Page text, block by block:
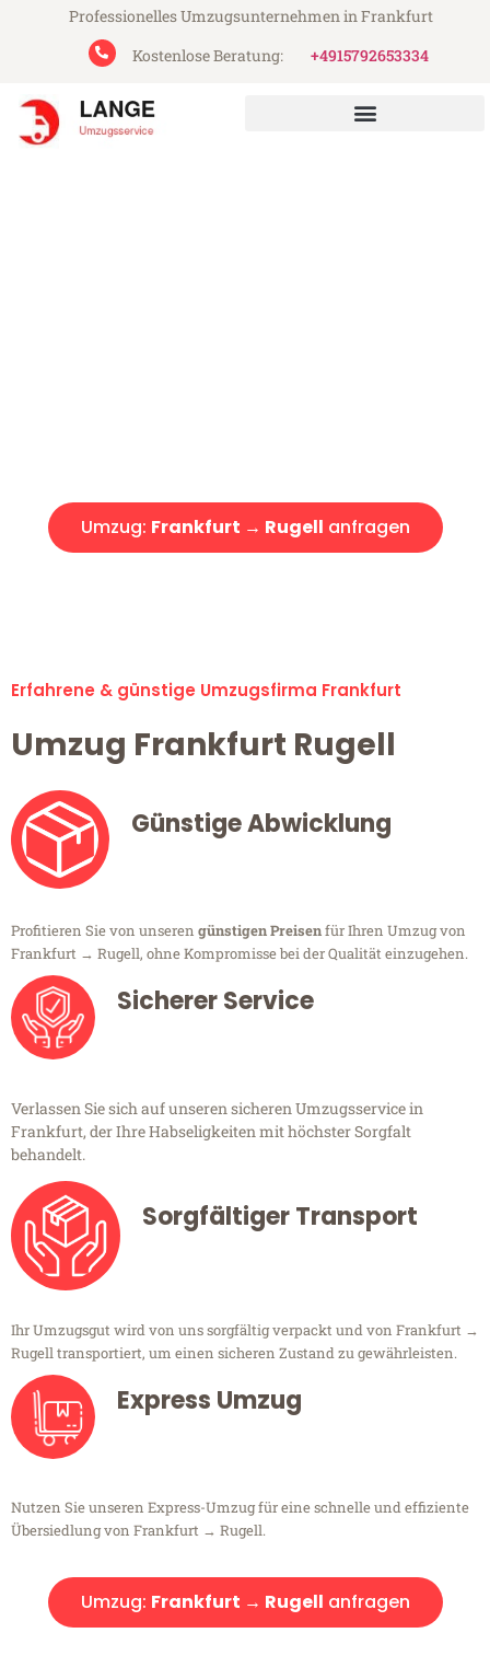
Professionelles Umzugsunternehmen in Frankfurt
Kostenlose Beratung:
+4915792653334
Umzug: Frankfurt → Rugell anfragen
Erfahrene & günstige Umzugsfirma Frankfurt
Umzug Frankfurt Rugell
Günstige Abwicklung
Profitieren Sie von unseren günstigen Preisenfür Ihren Umzug von
Frankfurt → Rugell, ohne Kompromisse bei der Qualität einzugehen.
Sicherer Service
Verlassen Sie sich auf unseren sicheren Umzugsservice in
Frankfurt, der Ihre Habseligkeiten mit höchster Sorgfalt
behandelt.
Sorgfältiger Transport
Ihr Umzugsgut wird von uns sorgfältig verpackt und von Frankfurt →
Rugell transportiert, um einen sicheren Zustand zu gewährleisten.
Express Umzug
Nutzen Sie unseren Express-Umzug für eine schnelle und effiziente
Übersiedlung von Frankfurt → Rugell.
Umzug: Frankfurt → Rugell anfragen